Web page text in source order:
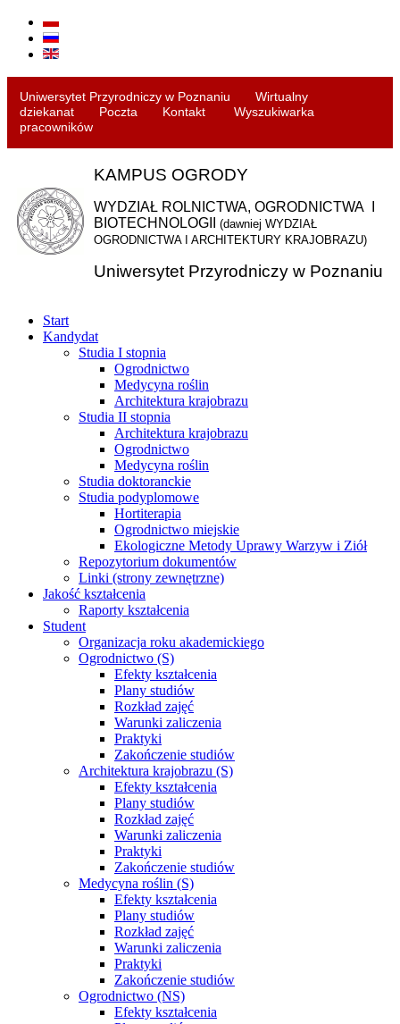
Uniwersytet Przyrodniczy w Poznaniu
Wirtualny
dziekanat
Poczta Kontakt
Wyszukiwarka
pracowników
KAMPUS OGRODY
WYDZIAŁ ROLNICTWA, OGRODNICTWA
BIOTECHNOLOGII (dawniej WYDZIAŁ
OGRODNICTWA I ARCHITEKTURY KRAJOBRAZU)
Uniwersytet Przyrodniczy w Poznaniu
Start
Kandydat
Studia I stopnia
Ogrodnictwo
Medycyna roślin
Architektura krajobrazu
Studia II stopnia
Architektura krajobrazu
Ogrodnictwo
Medycyna roślin
Studia doktoranckie
Studia podyplomowe
Hortiterapia
Ogrodnictwo miejskie
Ekologiczne Metody Uprawy Warzyw i Ziół
Repozytorium dokumentów
Linki (strony zewnętrzne)
Jakość kształcenia
Raporty kształcenia
Student
Organizacja roku akademickiego
Ogrodnictwo (S)
Efekty kształcenia
Plany studiów
Rozkład zajęć
Warunki zaliczenia
Praktyki
Zakończenie studiów
Architektura krajobrazu (S)
Efekty kształcenia
Plany studiów
Rozkład zajęć
Warunki zaliczenia
Praktyki
Zakończenie studiów
Medycyna roślin (S)
Efekty kształcenia
Plany studiów
Rozkład zajęć
Warunki zaliczenia
Praktyki
Zakończenie studiów
Ogrodnictwo (NS)
Efekty kształcenia